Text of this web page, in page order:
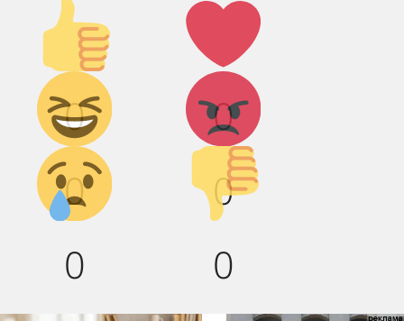
Палец
вверх!
0
Лайк!
0
Дикий
смех!
0
Агрессия!
0
Грусть :(
0
Палец
вниз!
0